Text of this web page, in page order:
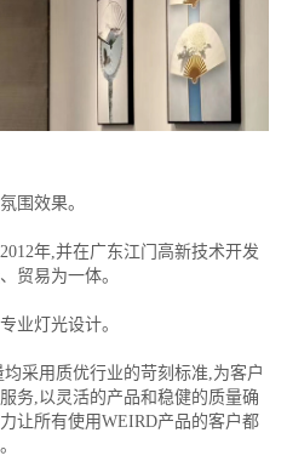
围效果。
年,并在广东江门高新技术开发
贸易为一体。
业灯光设计。
采用质优行业的苛刻标准,为客户
务,以灵活的产品和稳健的质量确
让所有使用WEIRD产品的客户都